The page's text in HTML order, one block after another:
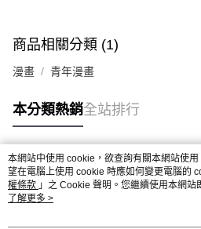
商品相關分類 (1)
漫畫 青年漫畫
本分類熱銷全站排行
熱門標籤
本網站中使用 cookie，欲查詢有關本網站使
望在電腦上使用 cookie 時應如何變更電腦的
權條款 」之 Cookie 聲明。您繼續使用本網
用條款之 Cookie 聲明使用 cookie。
了解更多 >